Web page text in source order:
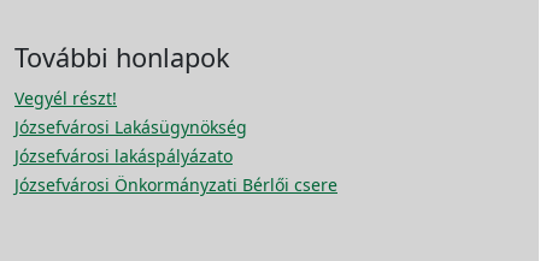
További honlapok
Vegyél részt!
Józsefvárosi Lakásügynökség
Józsefvárosi lakáspályázato
Józsefvárosi Önkormányzati Bérlői csere